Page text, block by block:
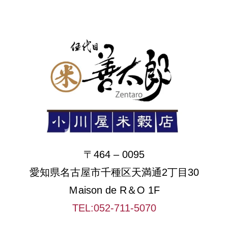
〒464 – 0095
愛知県名古屋市千種区天満通2丁目30
Ｍaison de R＆O 1F
TEL:052-711-5070